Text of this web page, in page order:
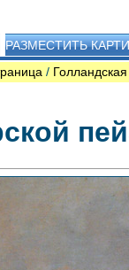
РАЗМЕСТИТЬ
/